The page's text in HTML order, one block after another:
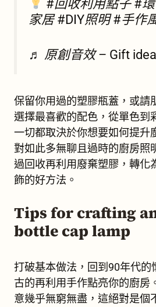
#回收利用點子 #
家居 #DIY照明 #手作
♬ 原創音效 – Gift
保留你用過的塑膠瓶蓋，或請
選擇最喜歡的配色，從單色到
一切都取決於你想要如何提升
對如此多無聊且過時的廚房照
過回收再利用廢棄塑膠，轉化
飾的好方法。
Tips for crafting
bottle cap lamp
打破基本做法，回到90年代的
古的再利用手作點亮你的廚房
意幾乎無窮無盡，這絕對是個